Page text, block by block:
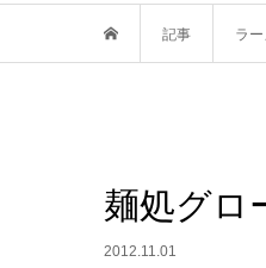
記事 ラ
麺処グロ
2012.11.01